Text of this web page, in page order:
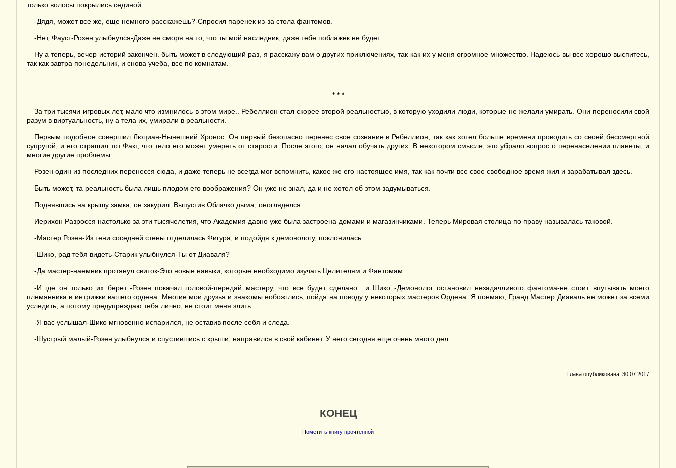
только волосы покрылись сединой.
-Дядя, может все же, еще немного расскажешь?-Спросил паренек из-за стола фантомов.
-Нет, Фауст-Розен улыбнулся-Даже не сморя на то, что ты мой наследник, даже тебе поблажек не будет.
Ну а теперь, вечер историй закончен. быть может в следующий раз, я расскажу вам о других приключениях, так как их у меня огромное множество. Надеюсь вы все хорошо выспитесь,
так как завтра понедельник, и снова учеба, все по комнатам.
* * *
За три тысячи игровых лет, мало что измнилось в этом мире.. Ребеллион стал скорее второй реальностью, в которую уходили люди, которые не желали умирать. Они переносили свой
разум в виртуальность, ну а тела их, умирали в реальности.
Первым подобное совершил Люциан-Нынешний Хронос. Он первый безопасно перенес свое сознание в Ребеллион, так как хотел больше времени проводить со своей бессмертной
супругой, и его страшил тот Факт, что тело его может умереть от старости. После этого, он начал обучать других. В некотором смысле, это убрало вопрос о перенаселении планеты, и
многие другие проблемы.
Розен один из последних перенесся сюда, и даже теперь не всегда мог вспомнить, какое же его настоящее имя, так как почти все свое свободное время жил и зарабатывал здесь.
Быть может, та реальность была лишь плодом его воображения? Он уже не знал, да и не хотел об этом задумываться.
Поднявшись на крышу замка, он закурил. Выпустив Облачко дыма, оногляделся.
Иерихон Разросся настолько за эти тысячелетия, что Академия давно уже была застроена домами и магазинчиками. Теперь Мировая столица по праву называлась таковой.
-Мастер Розен-Из тени соседней стены отделилась Фигура, и подойдя к демонологу, поклонилась.
-Шико, рад тебя видеть-Старик улыбнулся-Ты от Диаваля?
-Да мастер-наемник протянул свиток-Это новые навыки, которые необходимо изучать Целителям и Фантомам.
-И где он только их берет..-Розен покачал головой-передай мастеру, что все будет сделано.. и Шико..-Демонолог остановил незадачливого фантома-не стоит впутывать моего
племянника в интрижки вашего ордена. Многие мои друзья и знакомы еобожглись, пойдя на поводу у некоторых мастеров Ордена. Я понмаю, Гранд Мастер Диаваль не может за всеми
уследить, а потому предупреждаю тебя лично, не стоит меня злить.
-Я вас услышал-Шико мгновенно испарился, не оставив после себя и следа.
-Шустрый малый-Розен улыбнулся и спустившись с крыши, направился в свой кабинет. У него сегодня еще очень много дел..
Глава опубликована: 30.07.2017
КОНЕЦ
Пометить книгу прочтенной